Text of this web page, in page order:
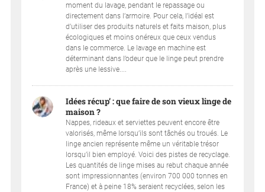
moment du lavage, pendant le repassage ou
directement dans l’armoire. Pour cela, l’idéal est
d’utiliser des produits naturels et faits maison, plus
écologiques et moins onéreux que ceux vendus
dans le commerce. Le lavage en machine est
déterminant dans l’odeur que le linge peut prendre
après une lessive....
Idées récup’ : que faire de son vieux linge de
maison ?
Nappes, rideaux et serviettes peuvent encore être
valorisés, même lorsqu’ils sont tâchés ou troués. Le
linge ancien représente même un véritable trésor
lorsqu’il bien employé. Voici des pistes de recyclage.
Les quantités de linge mises au rebut chaque année
sont impressionnantes (environ 700 000 tonnes en
France) et à peine 18% seraient recyclées, selon les